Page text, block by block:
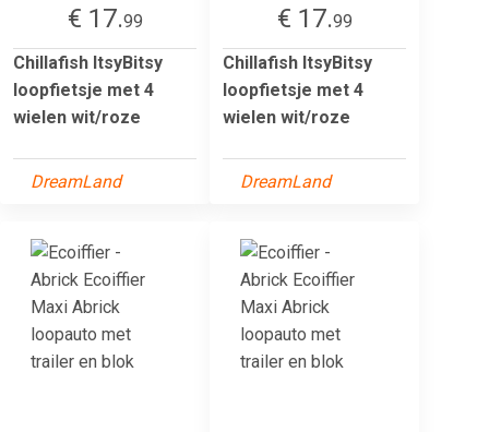
€ 17.99
Chillafish ItsyBitsy
loopfietsje met 4
wielen wit/roze
DreamLand
€ 17.99
Chillafish ItsyBitsy
loopfietsje met 4
wielen wit/roze
DreamLand